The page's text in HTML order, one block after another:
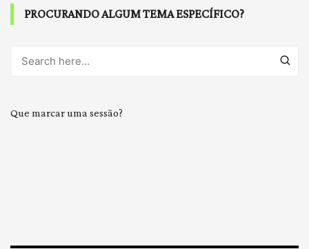
PROCURANDO ALGUM TEMA ESPECÍFICO?
Que marcar uma sessão?